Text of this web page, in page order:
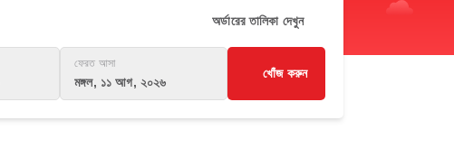
অর্ডারের তালিকা দেখুন
ফেরত আসা
মঙ্গল, ১১ আগ, ২০২৬
খোঁজ করুন